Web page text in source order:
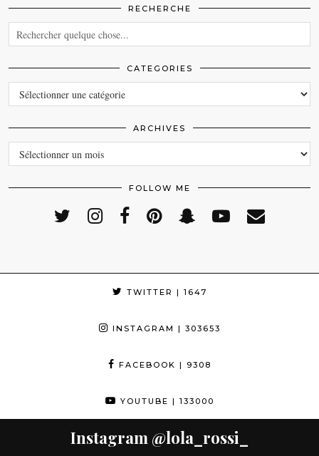
RECHERCHE
CATEGORIES
CATEGORIES
ARCHIVES
ARCHIVES
FOLLOW ME
TWITTER | 1647
INSTAGRAM | 303653
FACEBOOK | 9308
YOUTUBE | 133000
Instagram @lola_rossi_